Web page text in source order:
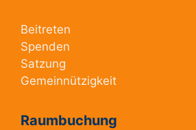
Beitreten
Spenden
Satzung
Gemeinnützigkeit
Raumbuchung